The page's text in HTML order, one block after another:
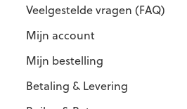
Veelgestelde vragen (FAQ)
Mijn account
Mijn bestelling
Betaling & Levering